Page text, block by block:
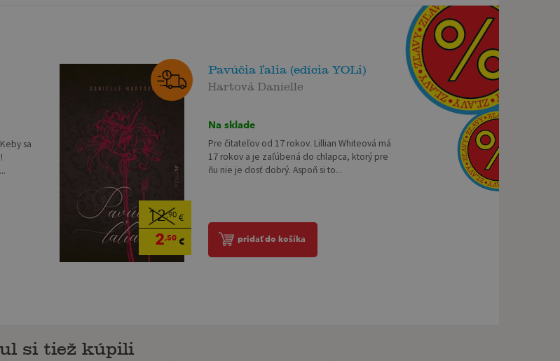
sa
12,90€
2,50€
Pavúčia ľalia (edícia YOLi)
Hartová Danielle
Na sklade
Pre čitateľov od 17 rokov. Lillian Whiteová má
17 rokov a je zaľúbená do chlapca, ktorý pre
ňu nie je dosť dobrý. Aspoň si to...
pridať do košíka
si tiež kúpili